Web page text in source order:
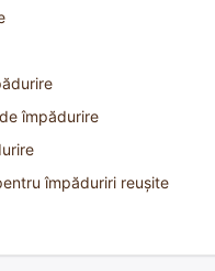
împădurire
împăduriri reușite